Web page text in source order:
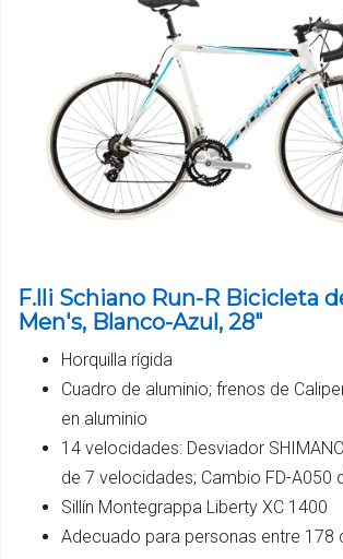
F.lli Schiano Run-R Bicicleta
Men's, Blanco-Azul, 28"
Horquilla rígida
Cuadro de aluminio; frenos de
en aluminio
14 velocidades: Desviador
de 7 velocidades; Cambio FD-A050
Sillín Montegrappa Liberty XC 1400
Adecuado para personas entre 178